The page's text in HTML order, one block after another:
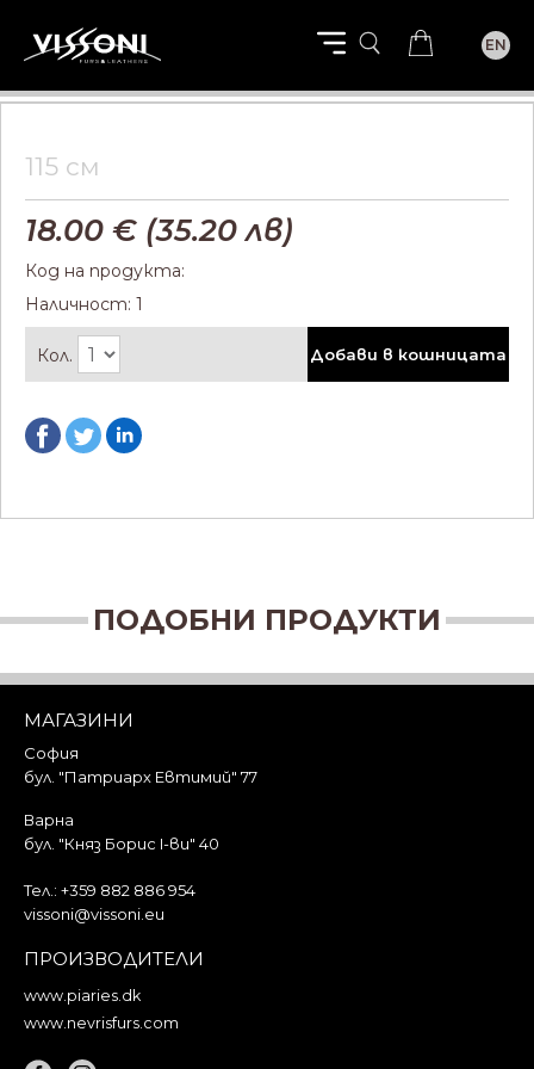
EN
115 см
18.00 € (35.20 лв)
Код на продукта:
Наличност: 1
Кол. Добави в кошницата
ПОДОБНИ ПРОДУКТИ
МАГАЗИНИ
София
бул. "Патриарх Евтимий" 77
Варна
бул. "Княз Борис I-ви" 40
Тел.: +359 882 886 954
vissoni@vissoni.eu
ПРОИЗВОДИТЕЛИ
www.piaries.dk
www.nevrisfurs.com